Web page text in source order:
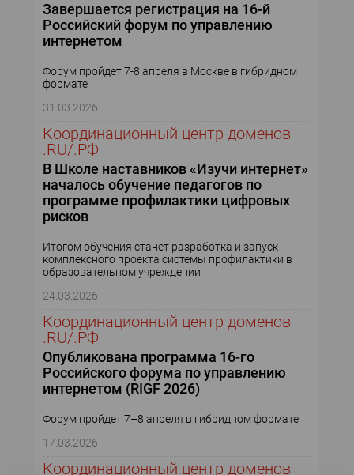
Завершается регистрация на 16-й
Российский форум по управлению
интернетом
Форум пройдет 7-8 апреля в Москве в гибридном
формате
31.03.2026
Координационный центр доменов
.RU/.РФ
В Школе наставников «Изучи интернет»
началось обучение педагогов по
программе профилактики цифровых
рисков
Итогом обучения станет разработка и запуск
комплексного проекта системы профилактики в
образовательном учреждении
24.03.2026
Координационный центр доменов
.RU/.РФ
Опубликована программа 16-го
Российского форума по управлению
интернетом (RIGF 2026)
Форум пройдет 7–8 апреля в гибридном формате
17.03.2026
Координационный центр доменов